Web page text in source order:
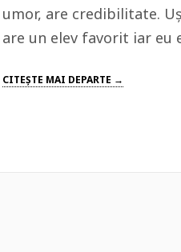
umor, are credibilitate.
are un elev favorit iar eu
CITEŞTE MAI DEPARTE →